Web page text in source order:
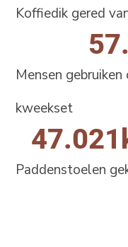
Koffiedik gered
Mensen
kweekset
Paddenstoelen
47.021